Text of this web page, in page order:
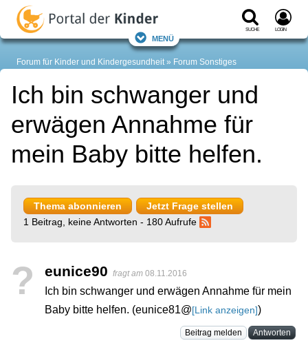
Suche Login
Menü
Forum für Kinder und Kindergesundheit Forum Sonstiges
Ich bin schwanger und
erwägen Annahme für
mein Baby bitte helfen.
Thema abonnieren
Jetzt Frage stellen
1 Beitrag, keine Antworten - 180 Aufrufe
? eunice90 fragt am 08.11.2016
Ich bin schwanger und erwägen Annahme für mein
Baby bitte helfen. (eunice81@[Link anzeigen])
Beitrag melden Antworten